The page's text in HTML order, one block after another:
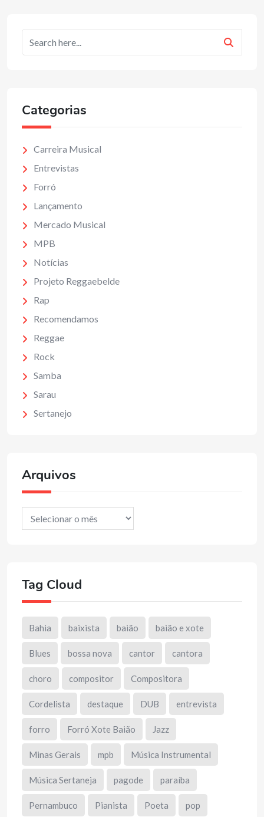
Categorias
Carreira Musical
Entrevistas
Forró
Lançamento
Mercado Musical
MPB
Notícias
Projeto Reggaebelde
Rap
Recomendamos
Reggae
Rock
Samba
Sarau
Sertanejo
Arquivos
Arquivos
Tag Cloud
Bahia baixista baião baião e xote
Blues bossa nova cantor cantora
choro compositor Compositora
Cordelista destaque DUB entrevista
forro Forró Xote Baião Jazz
Minas Gerais mpb Música Instrumental
Música Sertaneja pagode paraíba
Pernambuco Pianista Poeta pop